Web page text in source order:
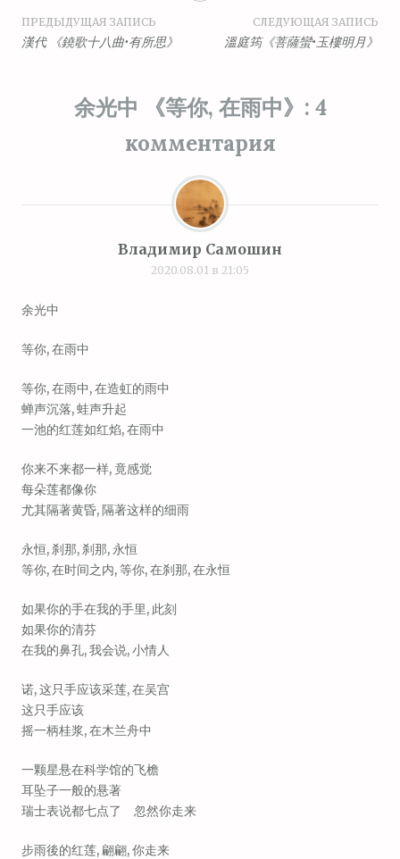
Навигация
записям
ПРЕДЫДУЩАЯ ЗАПИСЬ
漢代 《鐃歌十八曲•有所思》
СЛЕДУЮЩАЯ ЗАПИСЬ
溫庭筠《菩薩蠻•玉樓明月》
余光中 《等你, 在雨中》 : 4
комментария
Владимир Самошин
2020.08.01 в 21:05
余光中
等你, 在雨中
等你, 在雨中, 在造虹的雨中
蝉声沉落, 蛙声升起
一池的红莲如红焰, 在雨中
你来不来都一样, 竟感觉
每朵莲都像你
尤其隔著黄昏, 隔著这样的细雨
永恒, 刹那, 刹那, 永恒
等你, 在时间之内, 等你, 在刹那, 在永恒
如果你的手在我的手里, 此刻
如果你的清芬
在我的鼻孔, 我会说, 小情人
诺, 这只手应该采莲, 在吴宫
这只手应该
摇一柄桂浆, 在木兰舟中
一颗星悬在科学馆的飞檐
耳坠子一般的悬著
瑞士表说都七点了 忽然你走来
步雨後的红莲, 翩翩, 你走来